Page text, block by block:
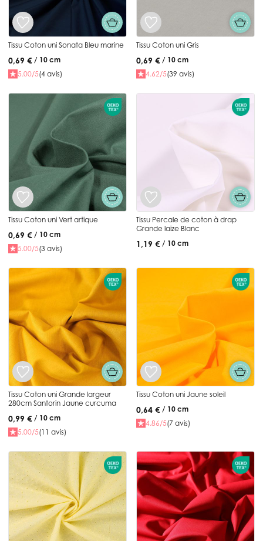
Tissu Coton uni Sonata Bleu marine
0,69 € / 10 cm
5.00/5(4 avis)
Tissu Coton uni Gris
0,69 € / 10 cm
4.62/5(39 avis)
Tissu Coton uni Vert artique
0,69 € / 10 cm
5.00/5(3 avis)
Tissu Percale de coton à drap
Grande laize Blanc
1,19 € / 10 cm
Tissu Coton uni Grande largeur
280cm Santorin Jaune curcuma
0,99 € / 10 cm
5.00/5(11 avis)
Tissu Coton uni Jaune soleil
0,64 € / 10 cm
4.86/5(7 avis)